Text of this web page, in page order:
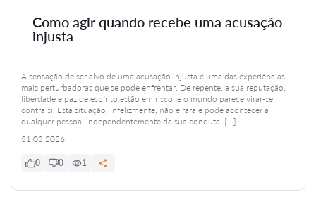
Como agir quando recebe uma acusação
injusta
A sensação de ser alvo de uma acusação injusta é uma das experiências
mais perturbadoras que se pode enfrentar. De repente, a sua reputação,
liberdade e paz de espírito estão em risco, e o mundo parece virar-se
contra si. Esta situação, infelizmente, não é rara e pode acontecer a
qualquer pessoa, independentemente da sua conduta. […]
31.03.2026
0 0 1